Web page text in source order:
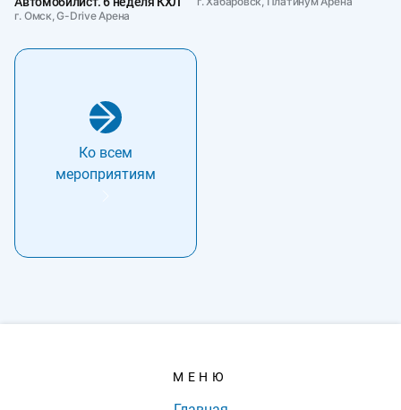
г. Омск, G-Drive Арена
Ко всем
мероприятиям
МЕНЮ